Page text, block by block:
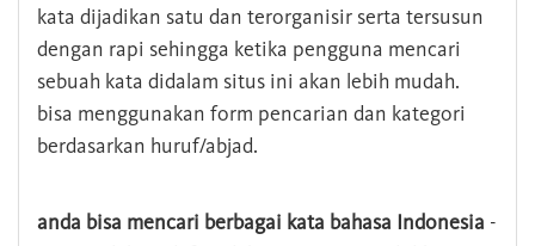
kata dijadikan satu dan terorganisir serta tersusun
dengan rapi sehingga ketika pengguna mencari
sebuah kata didalam situs ini akan lebih mudah.
bisa menggunakan form pencarian dan kategori
berdasarkan huruf/abjad.
anda bisa mencari berbagai kata bahasa Indonesia -